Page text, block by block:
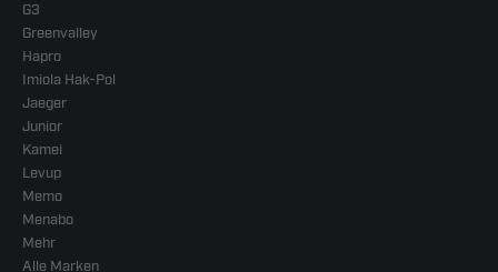
G3
Greenvalley
Hapro
Imiola Hak-Pol
Jaeger
Junior
Kamei
Levup
Memo
Menabo
Mehr
Alle Marken